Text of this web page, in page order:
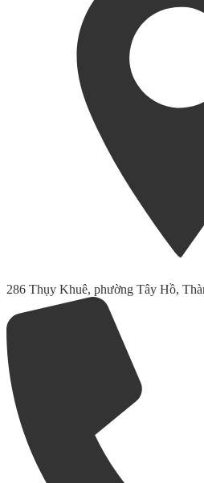
286 Thụy Khuê, phường Tây Hồ,